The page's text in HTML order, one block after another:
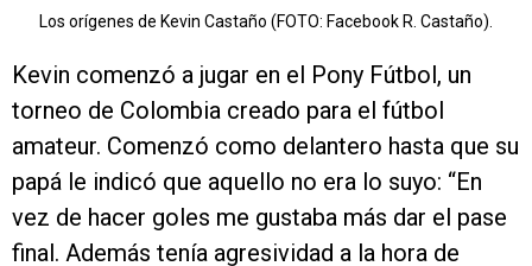
Los orígenes de Kevin Castaño (FOTO: Facebook R. Castaño).
Kevin comenzó a jugar en el Pony Fútbol, un
torneo de Colombia creado para el fútbol
amateur. Comenzó como delantero hasta que su
papá le indicó que aquello no era lo suyo: “En
vez de hacer goles me gustaba más dar el pase
final. Además tenía agresividad a la hora de